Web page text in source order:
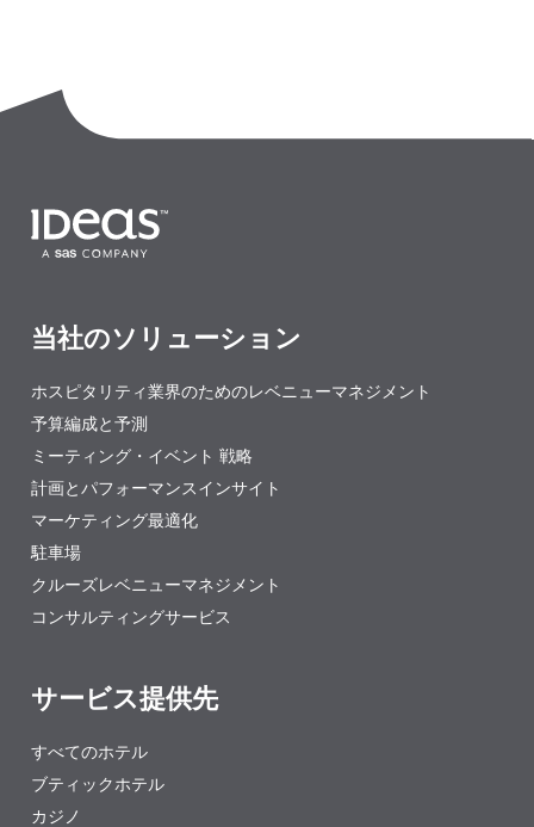
当社のソリューション
ホスピタリティ業界のためのレベニューマネジメント
予算編成と予測
ミーティング・イベント 戦略
計画とパフォーマンスインサイト
マーケティング最適化
駐車場
クルーズレベニューマネジメント
コンサルティングサービス
サービス提供先
すべてのホテル
ブティックホテル
カジノ